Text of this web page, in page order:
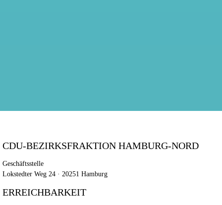
CDU-BEZIRKSFRAKTION HAMBURG-NORD
Geschäftsstelle
Lokstedter Weg 24 · 20251 Hamburg
ERREICHBARKEIT